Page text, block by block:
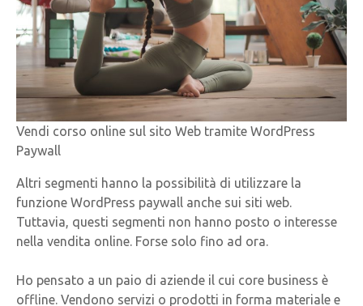
Vendi corso online sul sito Web tramite WordPress
Paywall
Altri segmenti hanno la possibilità di utilizzare la
funzione WordPress paywall anche sui siti web.
Tuttavia, questi segmenti non hanno posto o interesse
nella vendita online. Forse solo fino ad ora.
Ho pensato a un paio di aziende il cui core business è
offline. Vendono servizi o prodotti in forma materiale e